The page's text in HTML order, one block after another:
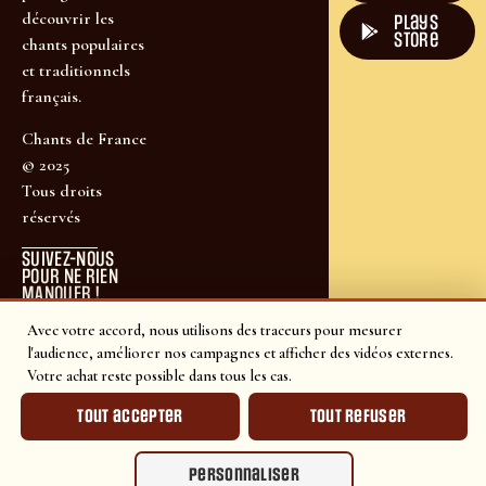
Avec votre accord, nous utilisons des traceurs pour mesurer
l'audience, améliorer nos campagnes et afficher des vidéos externes.
Votre achat reste possible dans tous les cas.
Tout accepter Tout refuser
Personnaliser
découvrir les
chants populaires
et traditionnels
français.
Chants de France
© 2025
Tous droits
réservés
SUIVEZ-NOUS
POUR NE RIEN
MANQUER !
plays
store